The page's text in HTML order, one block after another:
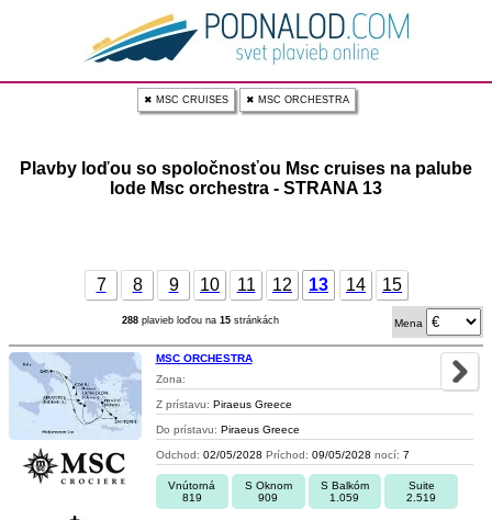
✖ MSC CRUISES ✖ MSC ORCHESTRA
Plavby loďou so spoločnosťou Msc cruises na palube
lode Msc orchestra - STRANA 13
7 8 9 10 11 12 13 14 15
288 plavieb loďou na 15 stránkách Mena
MSC ORCHESTRA
Zona:
Z prístavu: Piraeus Greece
Do prístavu: Piraeus Greece
Odchod: 02/05/2028 Príchod: 09/05/2028 nocí: 7
Vnútorná
819
S Oknom
909
S Balkóm
1.059
Suite
2.519